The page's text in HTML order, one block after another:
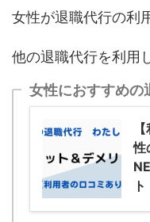
女性が退職代行の利
他の退職代行を利用
女性におすすめの
性
ト